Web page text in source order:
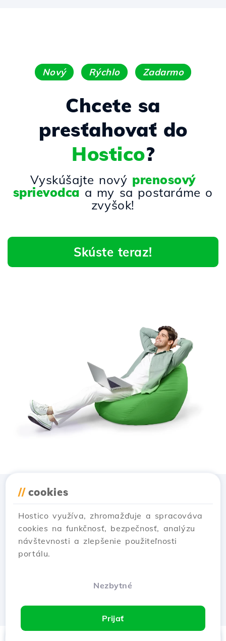
Nový Rýchlo Zadarmo
Chcete sa
presťahovať do
Hostico?
Vyskúšajte nový prenosový
sprievodca a my sa postaráme o
zvyšok!
Skúste teraz!
// cookies
Hostico využíva, zhromažďuje a spracováva
cookies na funkčnosť, bezpečnosť, analýzu
návštevnosti a zlepšenie použiteľnosti
portálu.
Nezbytné
Prijať
Stiahnuť aplikáciu